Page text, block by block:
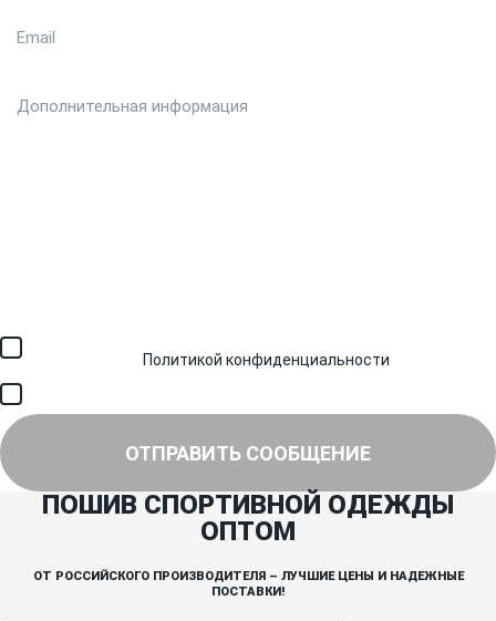
Политикой конфиденциальности
ОТПРАВИТЬ СООБЩЕНИЕ
ПОШИВ СПОРТИВНОЙ ОДЕЖДЫ
ОПТОМ
ОТ РОССИЙСКОГО ПРОИЗВОДИТЕЛЯ – ЛУЧШИЕ ЦЕНЫ И НАДЕЖНЫЕ
ПОСТАВКИ!